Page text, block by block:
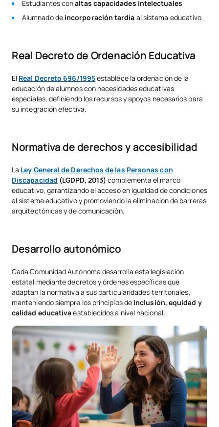
Estudiantes conaltas capacidades intelectuales
Alumnado de incorporación tardía al sistema educativo
Real Decreto de Ordenación Educativa
El Real Decreto 696/1995establece la ordenación de la
educación de alumnos con necesidades educativas
especiales, definiendo los recursos y apoyos necesarios para
su integración efectiva.
Normativa de derechos y accesibilidad
La Ley General de Derechos de las Personas con
Discapacidad (LGDPD, 2013) complementa el marco
educativo, garantizando el acceso en igualdad de condiciones
al sistema educativo y promoviendo la eliminación de barreras
arquitectónicas y de comunicación.
Desarrollo autonómico
Cada Comunidad Autónoma desarrolla esta legislación
estatal mediante decretos y órdenes específicas que
adaptan la normativa a sus particularidades territoriales,
manteniendo siempre los principios de inclusión, equidad y
calidad educativaestablecidos a nivel nacional.